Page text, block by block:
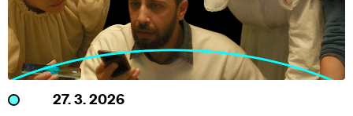
27. 3. 2026